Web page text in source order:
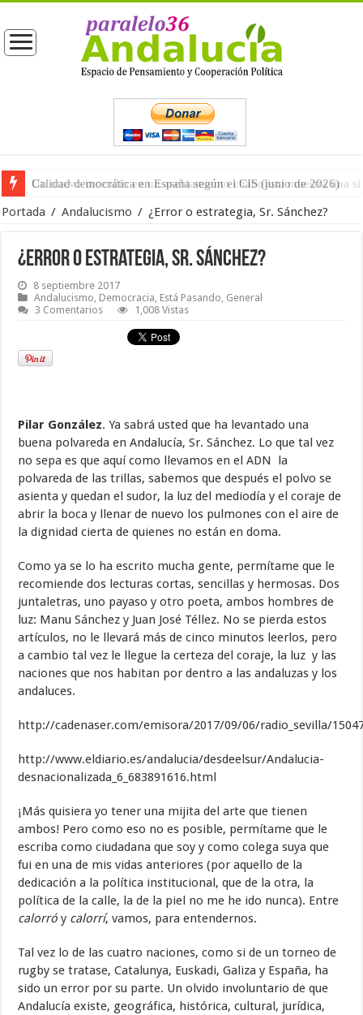
Calidad democrática en España según el CIS (junio de 2026)
Portada / Andalucismo / ¿Error o estrategia, Sr. Sánchez?
¿Error o estrategia, Sr. Sánchez?
8 septiembre 2017
Andalucismo, Democracia, Está Pasando, General
3 Comentarios
1,008 Vistas
Pilar González. Ya sabrá usted que ha levantado una
buena polvareda en Andalucía, Sr. Sánchez. Lo que tal vez
no sepa es que aquí como llevamos en el ADN la
polvareda de las trillas, sabemos que después el polvo se
asienta y quedan el sudor, la luz del mediodía y el coraje de
abrir la boca y llenar de nuevo los pulmones con el aire de
la dignidad cierta de quienes no están en doma.
Como ya se lo ha escrito mucha gente, permítame que le
recomiende dos lecturas cortas, sencillas y hermosas. Dos
juntaletras, uno payaso y otro poeta, ambos hombres de
luz: Manu Sánchez y Juan José Téllez. No se pierda estos
artículos, no le llevará más de cinco minutos leerlos, pero
a cambio tal vez le llegue la certeza del coraje, la luz y las
naciones que nos habitan por dentro a las andaluzas y los
andaluces.
http://cadenaser.com/emisora/2017/09/06/radio_sevilla/
http://www.eldiario.es/andalucia/desdeelsur/Andalucia-
desnacionalizada_6_683891616.html
¡Más quisiera yo tener una mijita del arte que tienen
ambos! Pero como eso no es posible, permítame que le
escriba como ciudadana que soy y como colega suya que
fui en una de mis vidas anteriores (por aquello de la
dedicación a la política institucional, que de la otra, la
política de la calle, la de la piel no me he ido nunca). Entre
calorró y calorrí, vamos, para entendernos.
Tal vez lo de las cuatro naciones, como si de un torneo de
rugby se tratase, Catalunya, Euskadi, Galiza y España, ha
sido un error por su parte. Un olvido involuntario de que
Andalucía existe, geográfica, histórica, cultural, jurídica,